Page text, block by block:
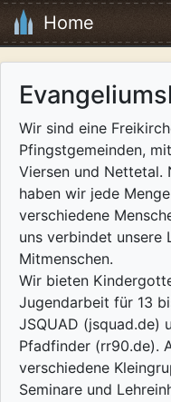
Home
Wir sind eine
Pfingstgemeinden,
Viersen und Nettetal.
haben wir jede
verschiedene
uns verbindet unsere
Mitmenschen.
Wir bieten
Jugendarbeit für 13
JSQUAD (jsquad.de)
Pfadfinder (rr90.de).
verschiedene
Seminare und